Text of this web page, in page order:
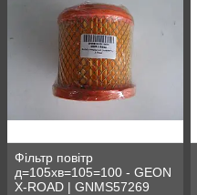
Фільтр повітр
д=105хв=105=100 - GEON
X-ROAD | GNMS57269